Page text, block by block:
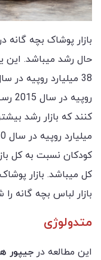
حال رشد میباشد. این
کل میباشد. بازار پوشاک
بازار لباس بچه گانه
متدولوژی
این مطالعه در جیپور